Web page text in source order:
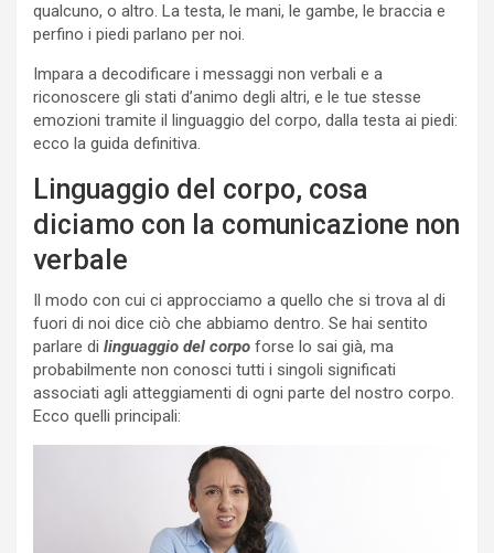
qualcuno, o altro. La testa, le mani, le gambe, le braccia e
perfino i piedi parlano per noi.
Impara a decodificare i messaggi non verbali e a
riconoscere gli stati d’animo degli altri, e le tue stesse
emozioni tramite il linguaggio del corpo, dalla testa ai piedi:
ecco la guida definitiva.
Linguaggio del corpo, cosa
diciamo con la comunicazione non
verbale
Il modo con cui ci approcciamo a quello che si trova al di
fuori di noi dice ciò che abbiamo dentro. Se hai sentito
parlare di linguaggio del corpo forse lo sai già, ma
probabilmente non conosci tutti i singoli significati
associati agli atteggiamenti di ogni parte del nostro corpo.
Ecco quelli principali: